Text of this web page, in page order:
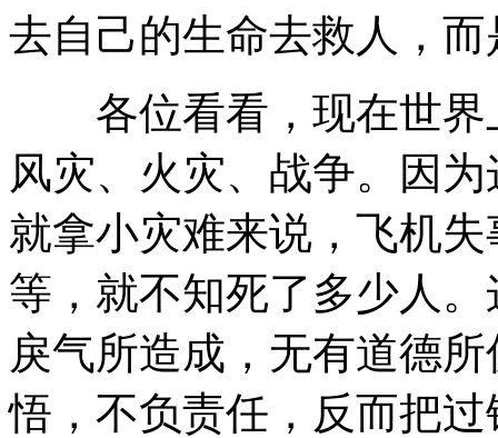
去自己的生命去救人，
各位看看，现在世界
风灾、火灾、战争。因
就拿小灾难来说，飞机
等，就不知死了多少人
戾气所造成，无有道德
悟，不负责任，反而把